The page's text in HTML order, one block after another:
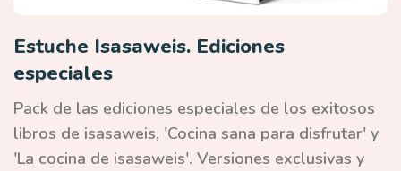
Estuche Isasaweis. Ediciones
especiales
Pack de las ediciones especiales de los exitosos
libros de isasaweis, 'Cocina sana para disfrutar' y
'La cocina de isasaweis'. Versiones exclusivas y